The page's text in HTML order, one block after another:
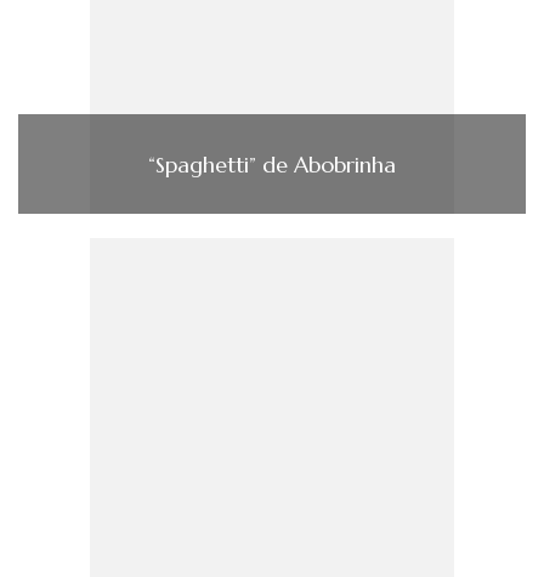
“Spaghetti” de Abobrinha